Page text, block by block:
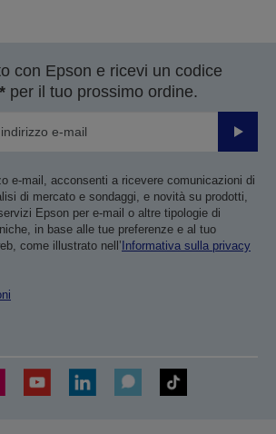
con Epson e ricevi un codice
per il tuo prossimo ordine.
Invia
e-mail, acconsenti a ricevere comunicazioni di
di mercato e sondaggi, e novità su prodotti,
Epson per e-mail o altre tipologie di
in base alle tue preferenze e al tuo
come illustrato nell’ Informativa sulla privacy